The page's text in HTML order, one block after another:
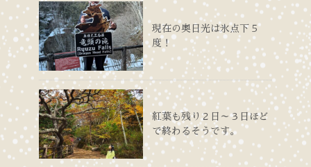
現在の奥日光は氷点下５
度！
紅葉も残り２日～３日ほど
で終わるそうです。